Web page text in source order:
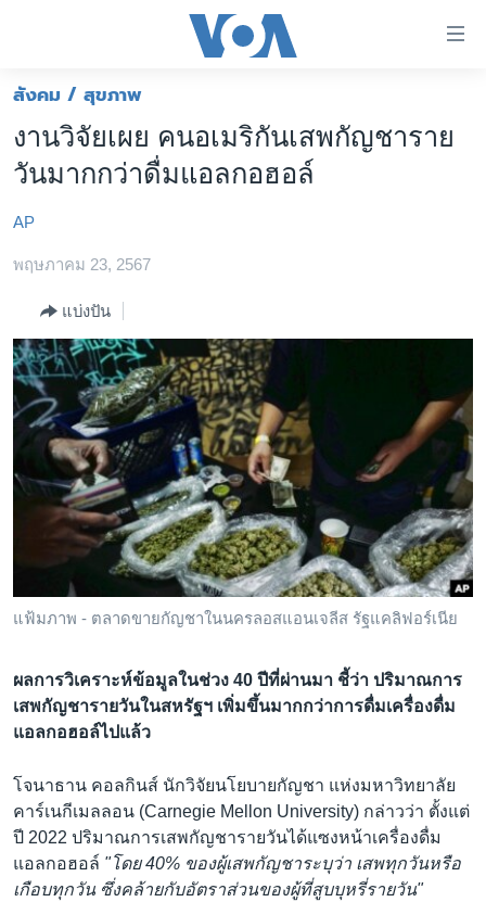
ต่อ
ไป
เนื้อหา
ข้าม
ไป
ข้าม
ไป
การ
ค้นหา
โลก
เอเชีย
สหรัฐฯ
ไทย
ธุรกิจ
วิทยาศาสตร์
สังคมและสุขภาพ
ไลฟ์สไตล์
ตรวจสอบข่าว
เรียนรู้ภาษาอังกฤษ
พอดคาสต์
ติดตามเรา
เลือกภาษา
สังคม / สุขภาพ
งานวิจัยเผย คนอเมริกันเสพกัญชาราย
วันมากกว่าดื่มแอลกอฮอล์
AP
พฤษภาคม 23, 2567
แบ่งปัน
แฟ้มภาพ - ตลาดขายกัญชาในนครลอสแอนเจลีส รัฐแคลิฟอร์เนีย
ผลการวิเคราะห์ข้อมูลในช่วง 40 ปีที่ผ่านมา ชี้ว่า ปริมาณการ
เสพกัญชารายวันในสหรัฐฯ เพิ่มขึ้นมากกว่าการดื่มเครื่องดื่ม
แอลกอฮอล์ไปแล้ว
โจนาธาน คอลกินส์ นักวิจัยนโยบายกัญชา แห่งมหาวิทยาลัย
คาร์เนกีเมลลอน (Carnegie Mellon University) กล่าวว่า ตั้งแต่
ปี 2022 ปริมาณการเสพกัญชารายวันได้แซงหน้าเครื่องดื่ม
แอลกอฮอล์ "โดย 40% ของผู้เสพกัญชาระบุว่า เสพทุกวันหรือ
เกือบทุกวัน ซึ่งคล้ายกับอัตราส่วนของผู้ที่สูบบุหรี่รายวัน"